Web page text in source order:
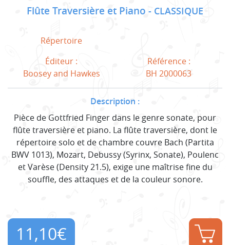
Flûte Traversière et Piano CLASSIQUE
Répertoire
Éditeur :
Boosey and Hawkes
Référence :
BH 2000063
Description :
Pièce de Gottfried Finger dans le genre sonate, pour
flûte traversière et piano. La flûte traversière, dont le
répertoire solo et de chambre couvre Bach (Partita
BWV 1013), Mozart, Debussy (Syrinx, Sonate), Poulenc
et Varèse (Density 21.5), exige une maîtrise fine du
souffle, des attaques et de la couleur sonore.
11,10€